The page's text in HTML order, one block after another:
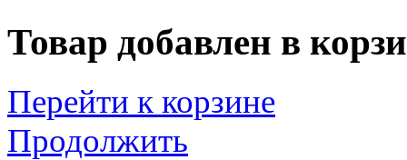
Товар добавлен в
Перейти к корзине
Продолжить